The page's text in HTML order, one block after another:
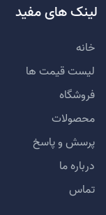
لینک های مفید
خانه
لیست قیمت ها
فروشگاه
محصولات
پرسش و پاسخ
درباره ما
تماس